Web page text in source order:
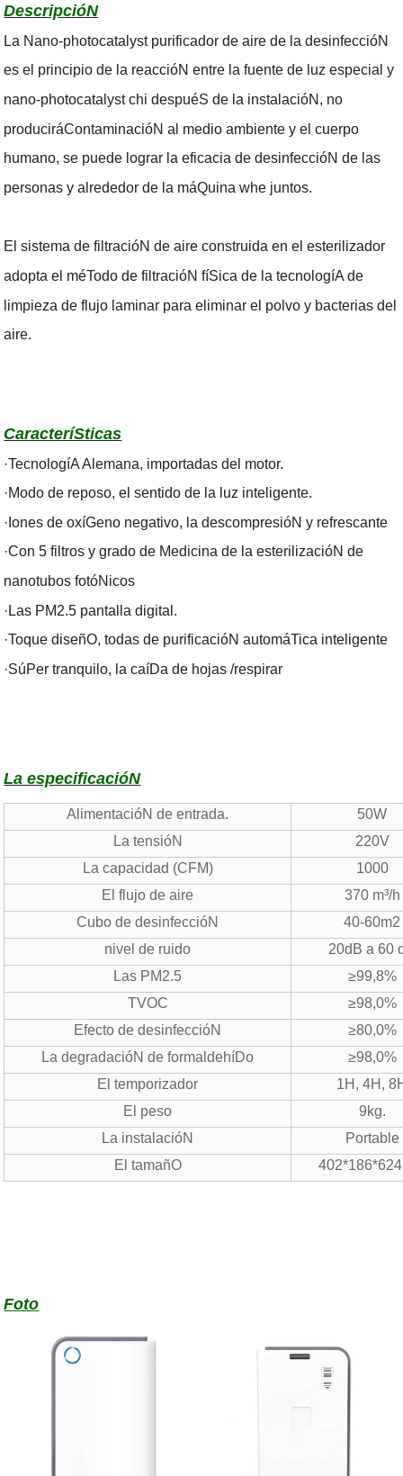
DescripcióN
La Nano-photocatalyst purificador de aire de la desinfeccióN
es el principio de la reaccióN entre la fuente de luz especial y
nano-photocatalyst chi despuéS de la instalacióN, no
produciráContaminacióN al medio ambiente y el cuerpo
humano, se puede lograr la eficacia de desinfeccióN de las
personas y alrededor de la máQuina whe juntos.
El sistema de filtracióN de aire construida en el esterilizador
adopta el méTodo de filtracióN fíSica de la tecnologíA de
limpieza de flujo laminar para eliminar el polvo y bacterias del
aire.
CaracteríSticas
·TecnologíA Alemana, importadas del motor.
·Modo de reposo, el sentido de la luz inteligente.
·Iones de oxíGeno negativo, la descompresióN y refrescante
·Con 5 filtros y grado de Medicina de la esterilizacióN de
nanotubos fotóNicos
·Las PM2.5 pantalla digital.
·Toque diseñO, todas de purificacióN automáTica inteligente
·SúPer tranquilo, la caíDa de hojas /respirar
La especificacióN
AlimentacióN de entrada.
50W
La tensióN
220V
La capacidad (CFM)
1000
El flujo de aire
370 m³/h
Cubo de desinfeccióN
40-60m2
nivel de ruido
20dB a 60
Las PM2.5
≥99,8%
TVOC
≥98,0%
Efecto de desinfeccióN
≥80,0%
La degradacióN de formaldehíDo
≥98,0%
El temporizador
1H, 4H,
El peso
9kg.
La instalacióN
Portable
El tamañO
Foto